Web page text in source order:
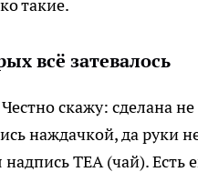
такие.
всё затевалось
скажу: сделана не
наждачкой, да руки
TEA (чай). Есть